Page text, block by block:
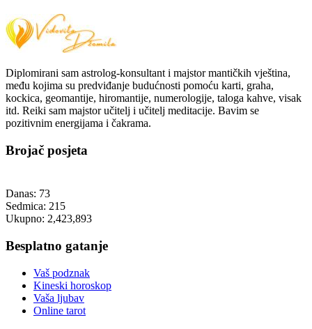
Diplomirani sam astrolog-konsultant i majstor mantičkih vještina,
među kojima su predviđanje budućnosti pomoću karti, graha,
kockica, geomantije, hiromantije, numerologije, taloga kahve, visak
itd. Reiki sam majstor učitelj i učitelj meditacije. Bavim se
pozitivnim energijama i čakrama.
Brojač posjeta
Danas: 73
Sedmica: 215
Ukupno: 2,423,893
Besplatno gatanje
Vaš podznak
Kineski horoskop
Vaša ljubav
Online tarot